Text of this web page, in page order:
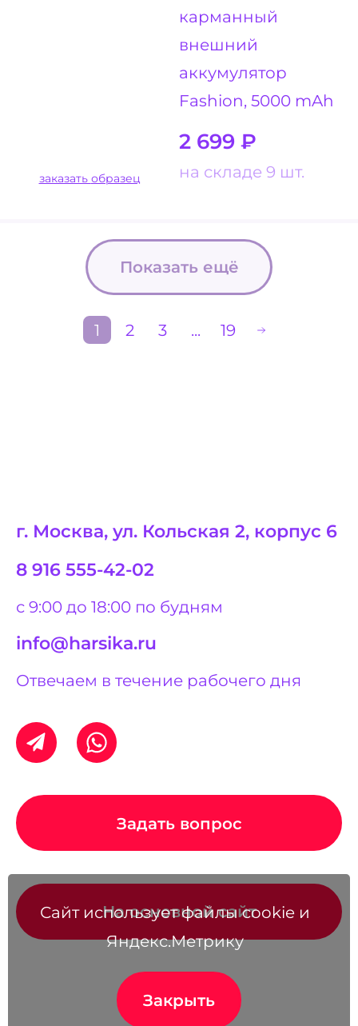
карманный
внешний
аккумулятор
Fashion, 5000 mAh
2 699 ₽
на складе 9 шт.
заказать образец
Показать ещё
1 2 3 ... 19
На основной сайт
Задать вопрос
г. Москва, ул. Кольская 2, корпус 6
8 916 555-42-02
с 9:00 до 18:00 по будням
info@harsika.ru
Отвечаем в течение рабочего дня
Сайт использует файлы cookie и
Яндекс.Метрику
Закрыть